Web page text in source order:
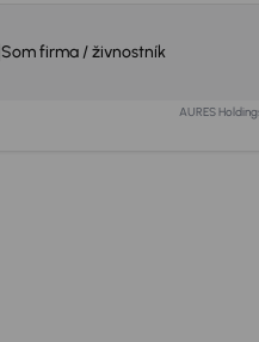
Som firma / živnostník
AURES